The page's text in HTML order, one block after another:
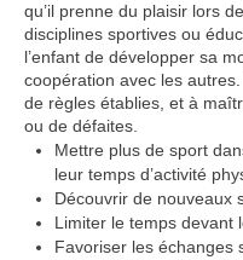
qu’il prenne du plaisir lors
disciplines sportives ou
l’enfant de développer sa
coopération avec les
de règles établies, et à
ou de défaites.
Mettre plus de sport
leur temps d’activité
Découvrir de nouveaux
Limiter le temps devant
Favoriser les échanges